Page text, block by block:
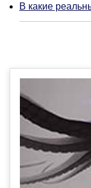
В какие